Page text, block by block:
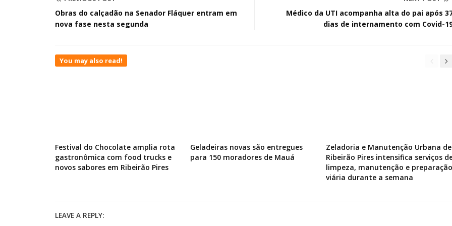
Obras do calçadão na Senador Fláquer entram em
nova fase nesta segunda
Médico da UTI acompanha alta do pai após
dias de internamento com Covid-
You may also read!
Festival do Chocolate amplia rota
gastronômica com food trucks e
novos sabores em Ribeirão Pires
Geladeiras novas são entregues
para 150 moradores de Mauá
Zeladoria e Manutenção Urbana de
Ribeirão Pires intensifica serviços
limpeza, manutenção e preparação
viária durante a semana
LEAVE A REPLY: